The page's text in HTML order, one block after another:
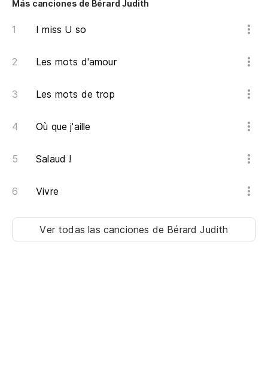
Más canciones de Bérard Judith
I miss U so
Les mots d'amour
Les mots de trop
Où que j'aille
Salaud !
Vivre
Ver todas las canciones de Bérard Judith